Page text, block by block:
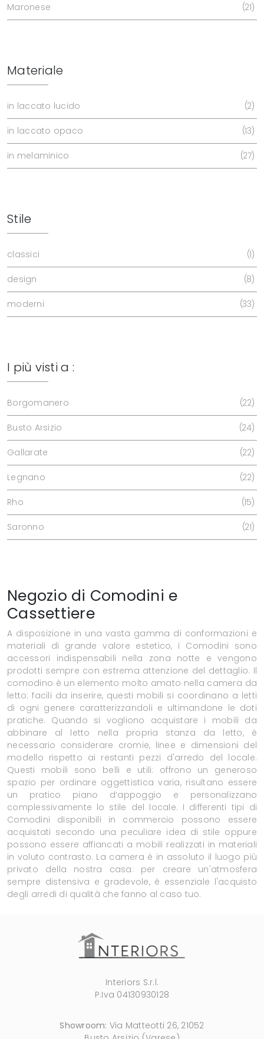
Maronese 21
Materiale
in laccato lucido 2
in laccato opaco 13
in melaminico 27
Stile
classici 1
design 8
moderni 33
I più visti a :
Borgomanero 22
Busto Arsizio 24
Gallarate 22
Legnano 22
Rho 15
Saronno 21
Negozio di Comodini e
Cassettiere
A disposizione in una vasta gamma di conformazioni e
materiali di grande valore estetico, i Comodini sono
accessori indispensabili nella zona notte e vengono
prodotti sempre con estrema attenzione del dettaglio. Il
comodino è un elemento molto amato nella camera da
letto: facili da inserire, questi mobili si coordinano a letti
di ogni genere caratterizzandoli e ultimandone le doti
pratiche. Quando si vogliono acquistare i mobili da
abbinare al letto nella propria stanza da letto, è
necessario considerare cromie, linee e dimensioni del
modello rispetto ai restanti pezzi d'arredo del locale.
Questi mobili sono belli e utili: offrono un generoso
spazio per ordinare oggettistica varia, risultano essere
un pratico piano d’appoggio e personalizzano
complessivamente lo stile del locale. I differenti tipi di
Comodini disponibili in commercio possono essere
acquistati secondo una peculiare idea di stile oppure
possono essere affiancati a mobili realizzati in materiali
in voluto contrasto. La camera è in assoluto il luogo più
privato della nostra casa: per creare un'atmosfera
sempre distensiva e gradevole, è essenziale l'acquisto
degli arredi di qualità che fanno al caso tuo.
Interiors S.r.l.
P.Iva 04130930128
Showroom: Via Matteotti 26, 21052